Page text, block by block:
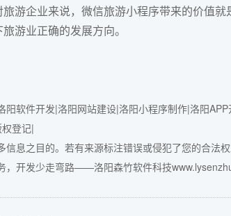
游企业来说，微信旅游小程序带来的价值
游业正确的发展方向。
软件开发|洛阳网站建设|洛阳小程序制作|洛阳
登记|
信息之目的。若有来源标注错误或侵犯了您的合法
，开发少走弯路——洛阳森竹软件科技